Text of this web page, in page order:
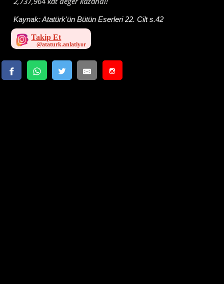
Kaynak:Atatürk'ün Bütün Eserleri 22. Cilt s.42
Takip Et